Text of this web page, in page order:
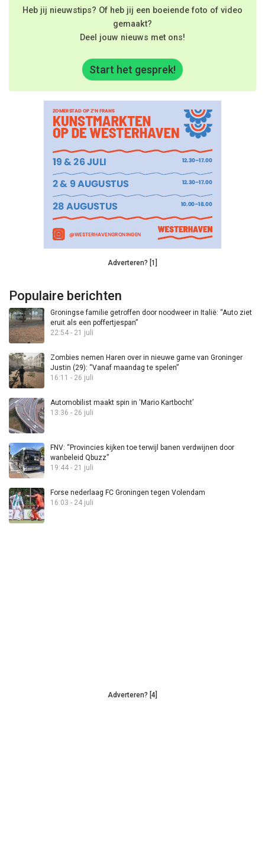
Heb jij nieuwstips? Of heb jij een boeiende foto of video
gemaakt?
Deel jouw nieuws met ons!
Start het gesprek!
Adverteren? [1]
Populaire berichten
Groningse familie getroffen door noodweer in Italië: “Auto ziet
eruit als een poffertjespan”
22:54 - 21 juli
Zombies nemen Haren over in nieuwe game van Groninger
Justin (29): “Vanaf maandag te spelen”
16:11 - 26 juli
Automobilist maakt spin in ‘Mario Kartbocht’
13:36 - 26 juli
FNV: “Provincies kijken toe terwijl banen verdwijnen door
wanbeleid Qbuzz”
19:44 - 21 juli
Forse nederlaag FC Groningen tegen Volendam
16:03 - 24 juli
Adverteren? [4]